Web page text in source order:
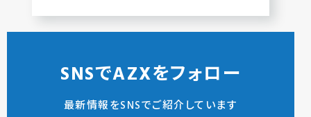
SNSでAZXをフォロー
最新情報をSNSでご紹介しています